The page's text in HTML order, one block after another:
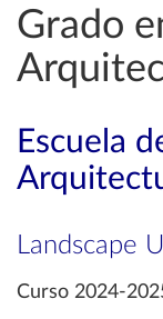
Grado
Escuela
Landscape
Curso 2024-